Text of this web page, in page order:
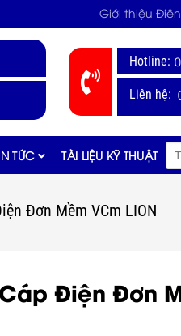
Giới thiệu
Hotline:
Liên hệ:
TỨC TÀI LIỆU KỸ THUẬT
Đơn Mềm VCm LION
Điện Đơn